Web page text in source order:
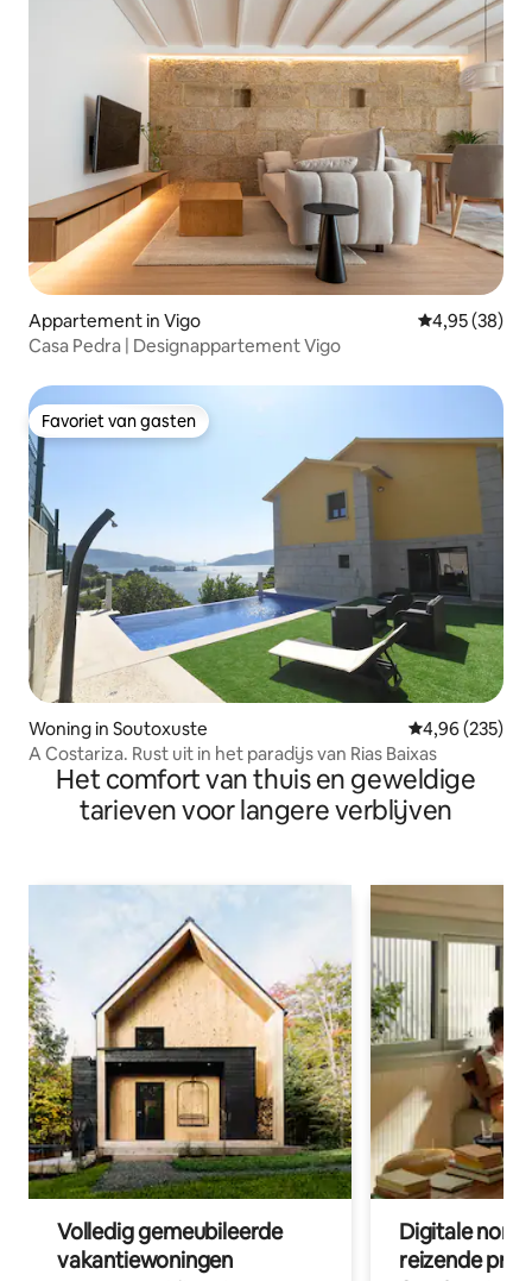
Appartement in Vigo Gemiddelde
4,95 (38)
Casa Pedra | Designappartement Vigo
Favoriet van gasten
Favoriet van gasten
Woning in Soutoxuste Gemiddelde
4,96 (235)
A Costariza. Rust uit in het paradijs van Rias Baixas
Het comfort van thuis en geweldige
tarieven voor langere verblijven
Volledig gemeubileerde
vakantiewoningen
Digitale
reizende